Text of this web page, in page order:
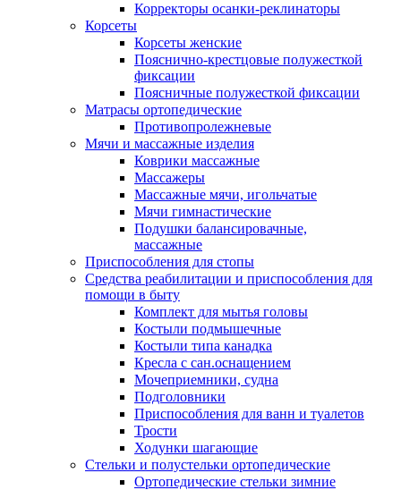
Корректоры осанки-реклинаторы
Корсеты
Корсеты женские
Пояснично-крестцовые полужесткой
фиксации
Поясничные полужесткой фиксации
Матрасы ортопедические
Противопролежневые
Мячи и массажные изделия
Коврики массажные
Массажеры
Массажные мячи, игольчатые
Мячи гимнастические
Подушки балансировачные,
массажные
Приспособления для стопы
Средства реабилитации и приспособления для
помощи в быту
Комплект для мытья головы
Костыли подмышечные
Костыли типа канадка
Кресла с сан.оснащением
Мочеприемники, судна
Подголовники
Приспособления для ванн и туалетов
Трости
Ходунки шагающие
Стельки и полустельки ортопедические
Ортопедические стельки зимние